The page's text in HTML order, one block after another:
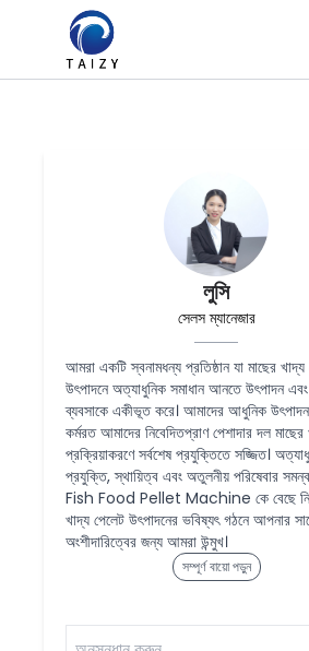
লুসি
সেলস ম্যানেজার
আমরা একটি স্বনামধন্য প্রতিষ্ঠান যা মাছের
উৎপাদনে অত্যাধুনিক সমাধান আনতে উৎপাদন এবং
ব্যবসাকে একীভূত করে। আমাদের আধুনিক উৎপাদন
কর্মরত আমাদের নিবেদিতপ্রাণ পেশাদার দল
প্রক্রিয়াকরণে সর্বশেষ প্রযুক্তিতে সজ্জিত।
প্রযুক্তি, স্থায়িত্ব এবং অতুলনীয় পরিষেবার
Fish Food Pellet Machine কে বেছে
খাদ্য পেলেট উৎপাদনের ভবিষ্যৎ গঠনে আপনার
অংশীদারিত্বের জন্য আমরা উন্মুখ।
সম্পূর্ণ বায়ো পড়ুন